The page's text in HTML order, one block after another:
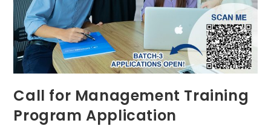
Call for Management Training
Program Application